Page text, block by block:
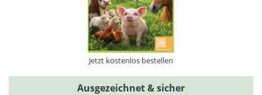
Jetzt kostenlos bestellen
Ausgezeichnet & sicher